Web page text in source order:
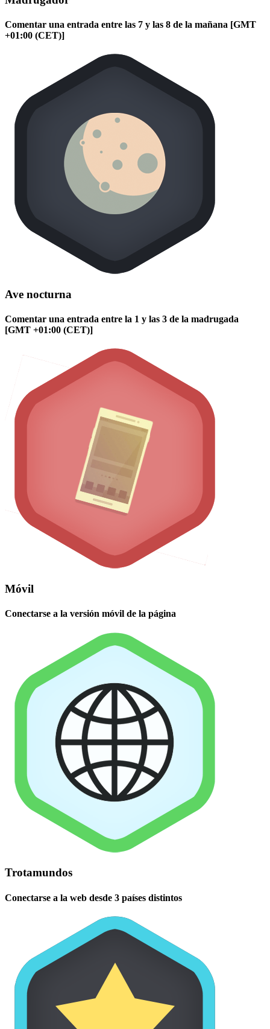
Comentar una entrada entre las 7 y las 8 de la mañana [GMT
+01:00 (CET)]
Ave nocturna
Comentar una entrada entre la 1 y las 3 de la madrugada
[GMT +01:00 (CET)]
Móvil
Conectarse a la versión móvil de la página
Trotamundos
Conectarse a la web desde 3 países distintos